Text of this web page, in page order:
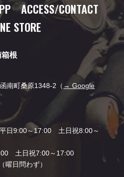
ACCESS/CONTACT
STORE
根
南町桑原1348-2（ → Google
日9:00～17:00 土日祝8:00～
土日祝7:00～17:00
日問わず）